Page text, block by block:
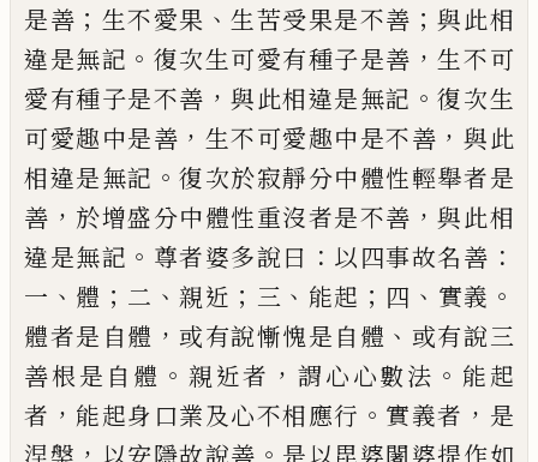
是善 ； 生不愛果 、生苦受果是不善 ； 與此相
違是無記 。 復次生可愛有種子是善 ，生不可
愛有種子是不善 ，與此相違是無記 。復次生
可愛趣中是善 ， 生不可愛趣中是不善 ， 與此
相違是無記 。復次於寂靜分中體性輕舉者是
善 ， 於增盛分中體性重沒者是不善 ，與此相
違是無記 。 尊者婆多說曰 ： 以四事故名善 ：
一 、 體 ； 二 、親近 ； 三 、 能起 ； 四 、 實義 。
體者是自體 ， 或有說慚愧是自體 、 或有說三
善根是自體 。 親近者 ， 謂心心數法 。 能起
者 ， 能起身口業及心不相應行 。 實義者 ， 是
涅槃 ， 以安隱故說善 。 是以毘婆闍婆提作如